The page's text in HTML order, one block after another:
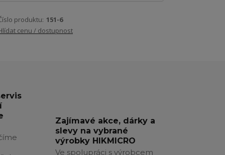
produktu: 151-6
cenu / dostupnost
Zajímavé akce, dárky a
slevy na vybrané
výrobky HIKMICRO
Ve spolupráci s výrobcem